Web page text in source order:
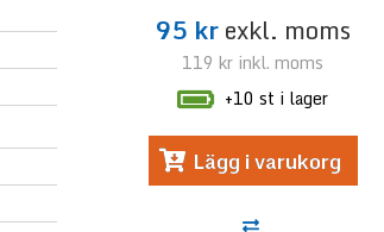
95 krexkl. moms
119 kr inkl. moms
+10 st i lager
Lägg i varukorg